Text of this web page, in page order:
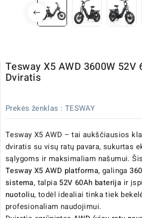
Tesway X5 AWD 3600W 52V
Dviratis
Prekės ženklas : TESWAY
Tesway X5 AWD – tai aukščiausios
dviratis su visų ratų pavara, sukurtas
sąlygoms ir maksimaliam našumui.
Tesway X5 AWD platforma, galinga
sistema, talpia 52V 60Ah baterija ir
nuotoliu, todėl idealiai tinka tiek
profesionaliam naudojimui.